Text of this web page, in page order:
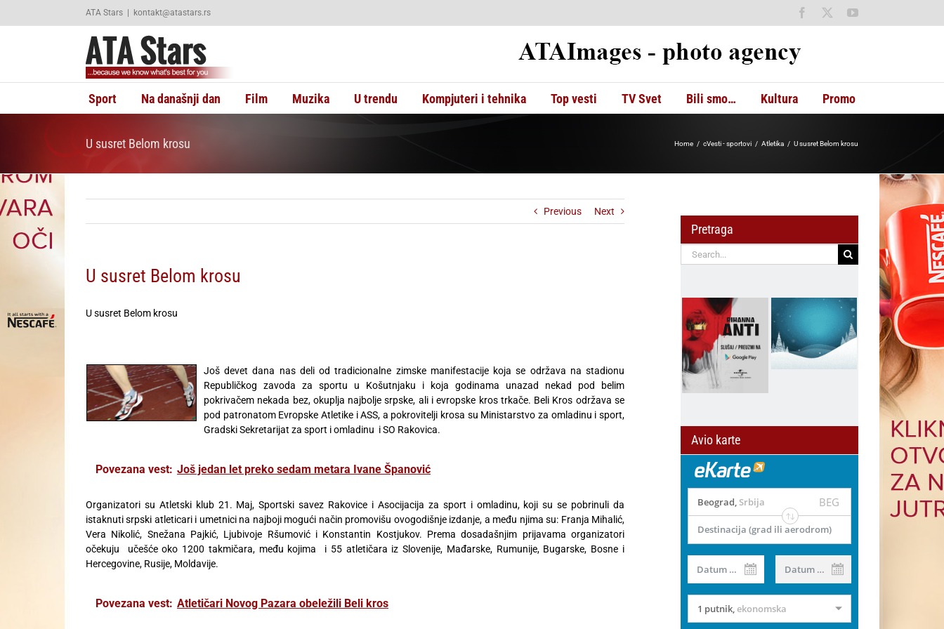
ATA Stars | kontakt@atastars.rs Facebook YouTube
Sport Na današnji dan Film Muzika U trendu Kompjuteri i tehnika Top vesti TV Svet Bili smo… Kultura Promo
U susret Belom krosu Home cVesti - sportovi Atletika U susret Belom krosu
Previous Next
U susret Belom krosu
U susret Belom krosu
Još devet dana nas deli od tradicionalne zimske manifestacije koja se održava na stadionu
Republičkog zavoda za sportu u Košutnjaku i koja godinama unazad nekad pod belim
pokrivačem nekada bez, okuplja najbolje srpske, ali i evropske kros trkače. Beli Kros održava se
pod patronatom Evropske Atletike i ASS, a pokrovitelji krosa su Ministarstvo za omladinu i sport,
Gradski Sekretarijat za sport i omladinu i SO Rakovica.
Povezana vest: Još jedan let preko sedam metara Ivane Španović
Organizatori su Atletski klub 21. Maj, Sportski savez Rakovice i Asocijacija za sport i omladinu, koji su se pobrinuli da
istaknuti srpski atleticari i umetnici na najboji mogući način promovišu ovogodišnje izdanje, a među njima su: Franja Mihalić,
Vera Nikolić, Snežana Pajkić, Ljubivoje Ršumović i Konstantin Kostjukov. Prema dosadašnjim prijavama organizatori
očekuju učešće oko 1200 takmičara, među kojima i 55 atletičara iz Slovenije, Mađarske, Rumunije, Bugarske, Bosne i
Hercegovine, Rusije, Moldavije.
Povezana vest: Atletičari Novog Pazara obeležili Beli kros
Pretraga
Search
for:
Avio karte
Beograd, Srbija BEG
Destinacija (grad ili aerodrom)
Datum od Datum do
1 putnik,ekonomska